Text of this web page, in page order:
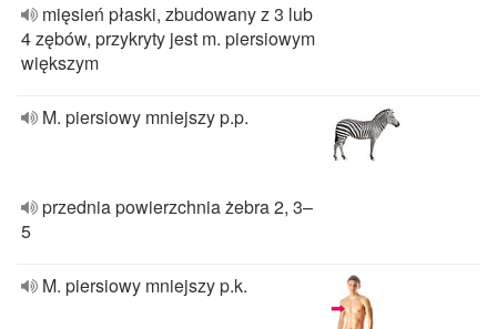
mięsień płaski, zbudowany z 3 lub
4 zębów, przykryty jest m. piersiowym
większym
M. piersiowy mniejszy p.p.
przednia powierzchnia żebra 2, 3–
5
M. piersiowy mniejszy p.k.